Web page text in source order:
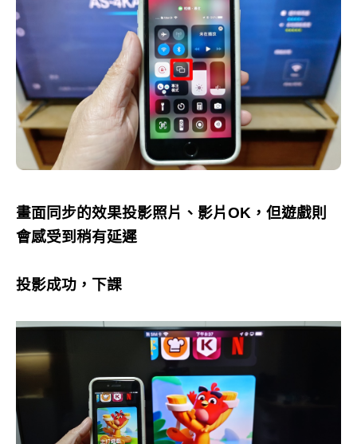
畫面同步的效果投影照片、影片OK，但遊戲則
會感受到稍有延遲
投影成功，下課